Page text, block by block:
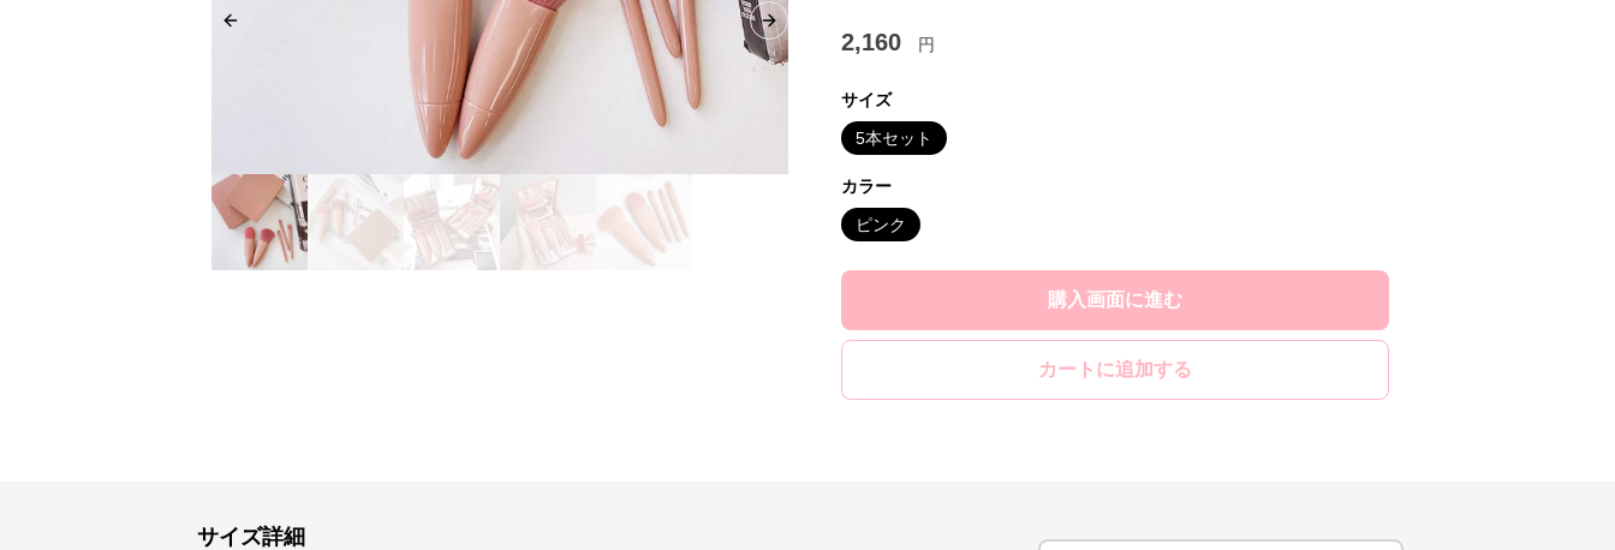
Previous slide Next slide 2,160 円
サイズ
5本セット
カラー
ピンク
購入画面に進む
カートに追加する
サイズ詳細